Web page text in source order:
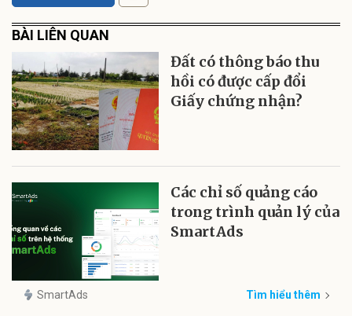
BÀI LIÊN QUAN
Đất có thông báo thu
hồi có được cấp đổi
Giấy chứng nhận?
Các chỉ số quảng cáo
trong trình quản lý của
SmartAds
SmartAds Tìm hiểu thêm